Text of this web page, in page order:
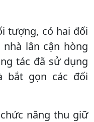
tượng, có hai đối
lân cận hòng
tác đã sử dụng
bắt gọn các đối
năng thu giữ